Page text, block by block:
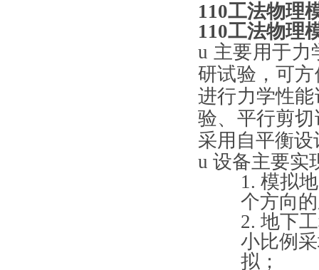
110工法物理
110工法物理
u 主要用于力
研试验，可
进行力学性
验、平行剪
采用自平衡
u 设备主要实
1. 模拟
个方向
2. 地下
小比例
拟；